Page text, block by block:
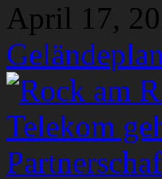
April 17,